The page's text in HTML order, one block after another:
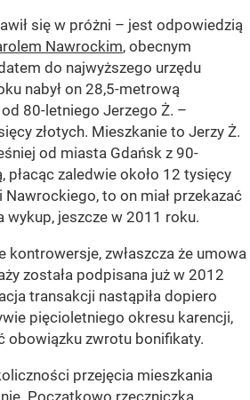
się w próżni – jest odpowiedzią
Nawrockim, obecnym
do najwyższego urzędu
nabył on 28,5-metrową
80-letniego Jerzego Ż. –
złotych. Mieszkanie to Jerzy Ż.
od miasta Gdańsk z 90-
zaledwie około 12 tysięcy
Nawrockiego, to on miał przekazać
wykup, jeszcze w 2011 roku.
kontrowersje, zwłaszcza że umowa
została podpisana już w 2012
transakcji nastąpiła dopiero
pięcioletniego okresu karencji,
obowiązku zwrotu bonifikaty.
przejęcia mieszkania
Początkowo rzeczniczka